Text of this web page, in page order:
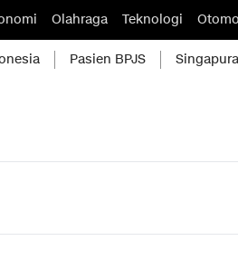
Olahraga Teknologi
Pasien BPJS Singapura